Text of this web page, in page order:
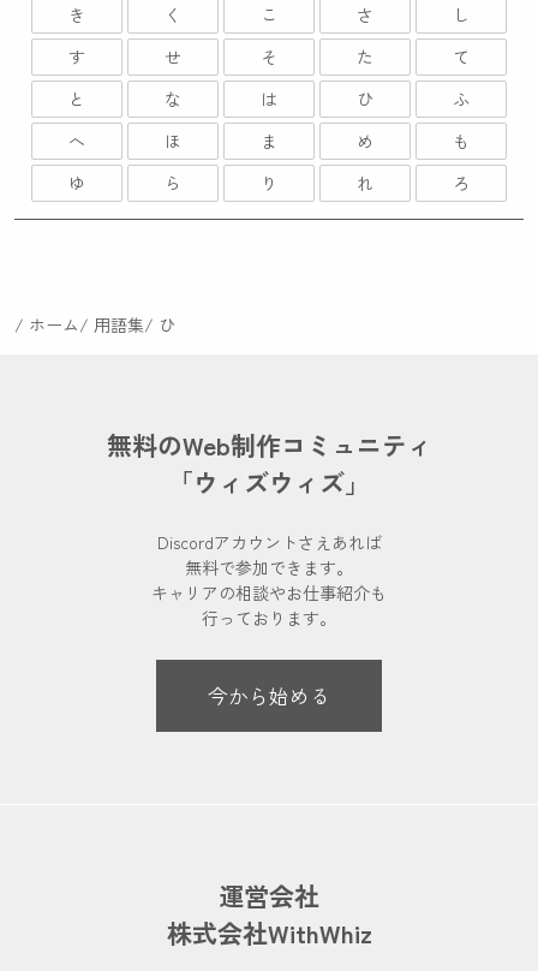
き
く こ さ
し
す
せ そ た
て
と
な は ひ
ふ
へ
ほ ま め
も
ゆ
ら り れ ろ
ホーム 用語集 ひ
無料のWeb制作コミュニティ
「ウィズウィズ」
Discordアカウントさえあれば
無料で参加できます。
キャリアの相談やお仕事紹介も
行っております。
今から始める
運営会社
株式会社WithWhiz